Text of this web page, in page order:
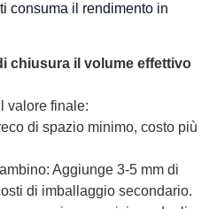
consuma il rendimento in
chiusura il volume effettivo
valore finale:
di spazio minimo, costo più
Aggiunge 3-5 mm di
di imballaggio secondario.